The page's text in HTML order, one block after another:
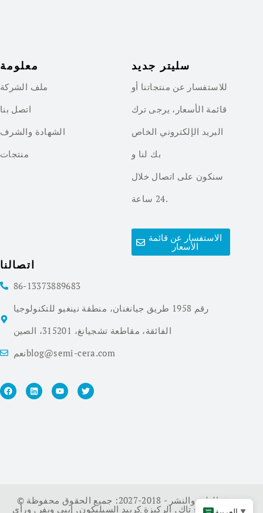
معلومة
ملف الشركة
اتصل بنا
الشهادة والشرف
منتجات
سليتر جديد
للاستفسار عن منتجاتنا أو
قائمة الأسعار، يرجى ترك
البريد الإلكتروني الخاص
بك لنا و
سنكون على اتصال خلال
24 ساعة.
الاستفسار عن قائمة
الأسعار
اتصالنا
86-13373889683
رقم 1958 طريق جيانغنان، منطقة نينغبو للتكنولوجيا
الفائقة، مقاطعة تشجيانغ، 315201، الصين
نعمblog@semi-cera.com
© حقوق الطبع والنشر - 2018-2027: جميع الحقوق محفوظة.
سي ويفر ,طلاء تاك, الركيزة كربيد السيليكون, إيبي ويفر, ورأى ▼